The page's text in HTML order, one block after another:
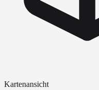
Kartenansicht